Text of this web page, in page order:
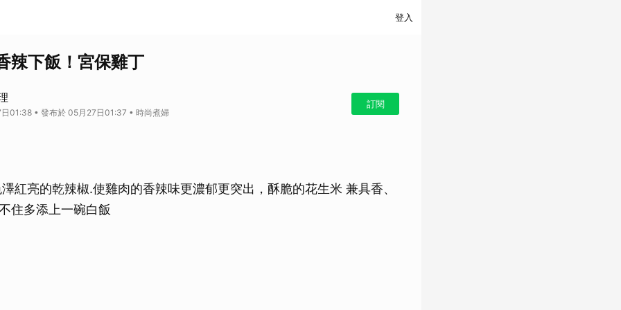
登入
辣下飯！宮保雞丁
01:38 • 發布於 05月27日01:37 • 時尚煮婦
訂閱
紅亮的乾辣椒.使雞肉的香辣味更濃郁更突出，酥脆的花生米 兼具香、
住多添上一碗白飯